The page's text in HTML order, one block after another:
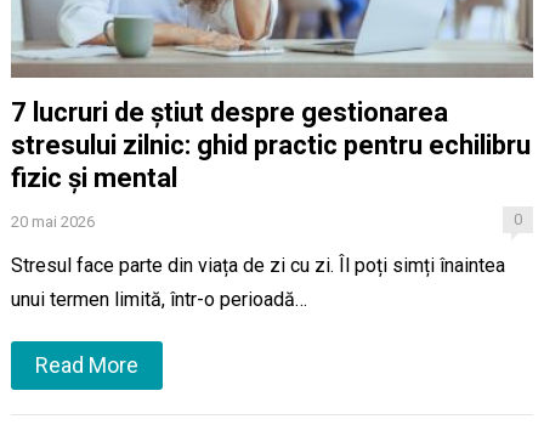
7 lucruri de știut despre gestionarea
stresului zilnic: ghid practic pentru echilibru
fizic și mental
20 mai 2026 0
Stresul face parte din viața de zi cu zi. Îl poți simți înaintea
unui termen limită, într-o perioadă…
Read More